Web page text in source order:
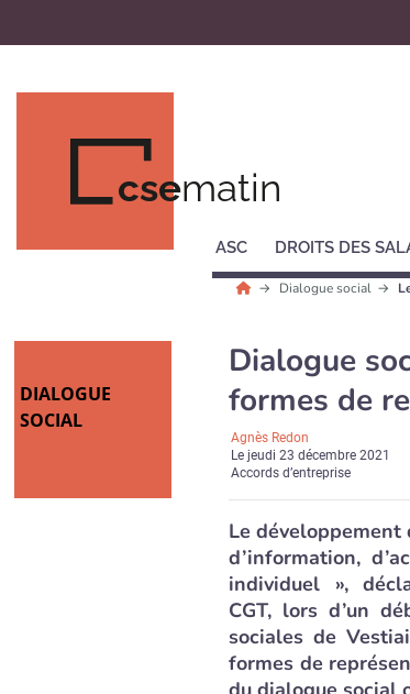
csematin
ASC DROITS DES
Dialogue social
DIALOGUE
SOCIAL
Dialogue
formes de
Agnès Redon
Lejeudi 23 décembre 2021
Accords d’entreprise
Le
d’information,
individuel »,
CGT, lors d’un
sociales de
formes de